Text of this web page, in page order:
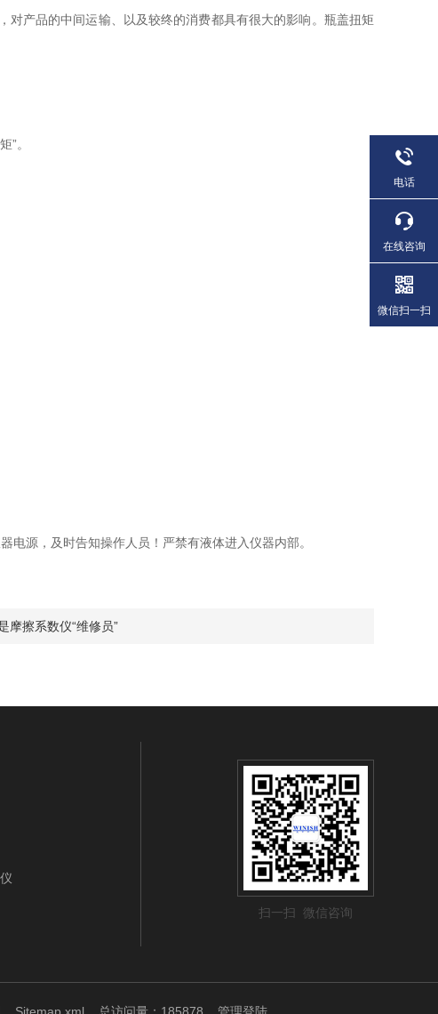
产品的中间运输、以及较终的消费都具有很大的影响。瓶盖扭矩
”。
源，及时告知操作人员！严禁有液体进入仪器内部。
摩擦系数仪“维修员”
扫一扫 微信咨询
电话
在线咨询
微信扫一扫